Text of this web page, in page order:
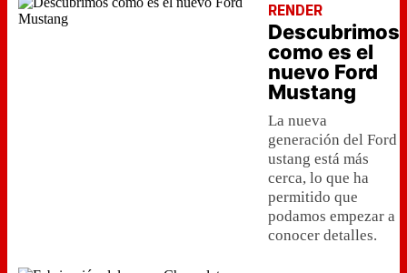
RENDER
Descubrimos
como es el
nuevo Ford
Mustang
La nueva
generación del Ford
ustang está más
cerca, lo que ha
permitido que
podamos empezar a
conocer detalles.